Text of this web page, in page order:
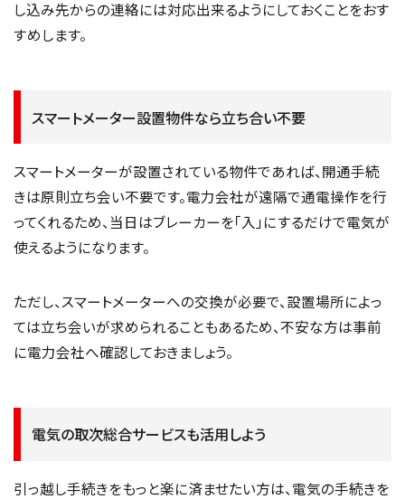
し込み先からの連絡には対応出来るようにしておくことをおす
すめします。
スマートメーター設置物件なら立ち合い不要
スマートメーターが設置されている物件であれば、開通手続
きは原則立ち会い不要です。電力会社が遠隔で通電操作を行
ってくれるため、当日はブレーカーを「入」にするだけで電気が
使えるようになります。
ただし、スマートメーターへの交換が必要で、設置場所によっ
ては立ち会いが求められることもあるため、不安な方は事前
に電力会社へ確認しておきましょう。
電気の取次総合サービスも活用しよう
引っ越し手続きをもっと楽に済ませたい方は、電気の手続きを